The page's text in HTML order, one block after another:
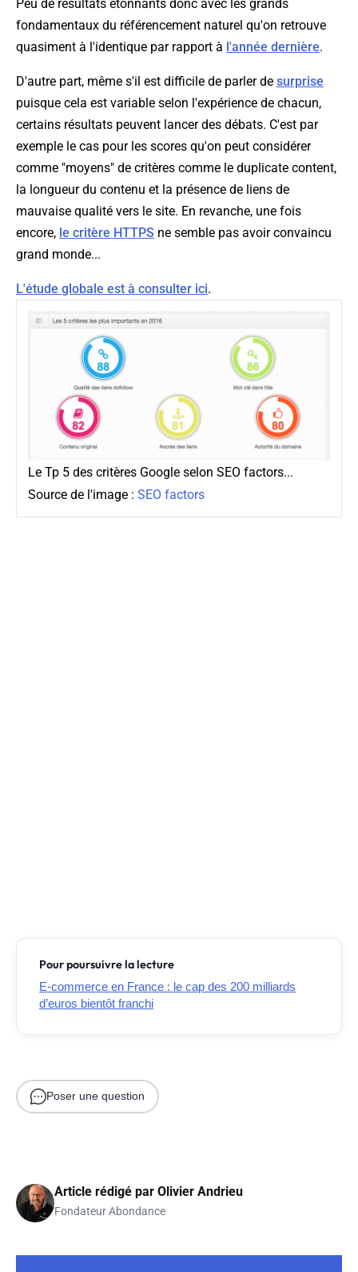
Peu de résultats étonnants donc avec les grands
fondamentaux du référencement naturel qu'on retrouve
quasiment à l'identique par rapport à l'année dernière.
D'autre part, même s'il est difficile de parler de surprise
puisque cela est variable selon l'expérience de chacun,
certains résultats peuvent lancer des débats. C'est par
exemple le cas pour les scores qu'on peut considérer
comme "moyens" de critères comme le duplicate content,
la longueur du contenu et la présence de liens de
mauvaise qualité vers le site. En revanche, une fois
encore, le critère HTTPS ne semble pas avoir convaincu
grand monde...
L'étude globale est à consulter ici.
Le Tp 5 des critères Google selon SEO factors...
Source de l'image : SEO factors
Pour poursuivre la lecture
E-commerce en France : le cap des 200 milliards
d’euros bientôt franchi
Poser une question
Article rédigé par Olivier Andrieu
Fondateur Abondance